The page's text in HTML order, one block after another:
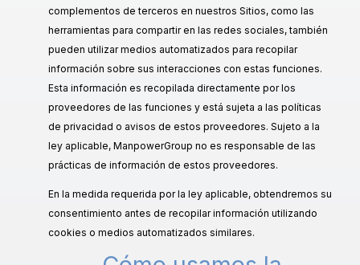
complementos de terceros en nuestros Sitios, como las
herramientas para compartir en las redes sociales, también
pueden utilizar medios automatizados para recopilar
información sobre sus interacciones con estas funciones.
Esta información es recopilada directamente por los
proveedores de las funciones y está sujeta a las políticas
de privacidad o avisos de estos proveedores. Sujeto a la
ley aplicable, ManpowerGroup no es responsable de las
prácticas de información de estos proveedores.
En la medida requerida por la ley aplicable, obtendremos su
consentimiento antes de recopilar información utilizando
cookies o medios automatizados similares.